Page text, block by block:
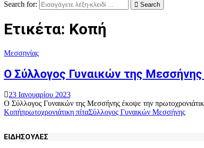
Search for: Search
Ετικέτα: Κοπή
Μεσσηνίας
Ο Σύλλογος Γυναικών της
23 Ιανουαρίου 2023
Ο Σύλλογος Γυναικών της Μεσσήνης έκοψε την
Κοπήπρωτοχρονιάτικη πίταΣύλλογος Γυναικών Μεσσήνης
ΕΙΔΗΣΟΥΛΕΣ